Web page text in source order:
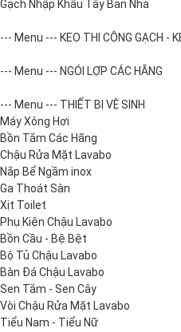
Gạch Nhập Khẩu Tây Ban Nha
--- Menu --- KEO THI CÔNG GẠCH -
--- Menu --- NGÓI LỢP CÁC HÃNG
--- Menu --- THIẾT BỊ VỆ SINH
Máy Xông Hơi
Bồn Tắm Các Hãng
Chậu Rửa Mặt Lavabo
Nắp Bể Ngầm inox
Ga Thoát Sàn
Xịt Toilet
Phụ Kiện Chậu Lavabo
Bồn Cầu - Bệ Bệt
Bộ Tủ Chậu Lavabo
Bàn Đá Chậu Lavabo
Sen Tắm - Sen Cây
Vòi Chậu Rửa Mặt Lavabo
Tiểu Nam - Tiểu Nữ